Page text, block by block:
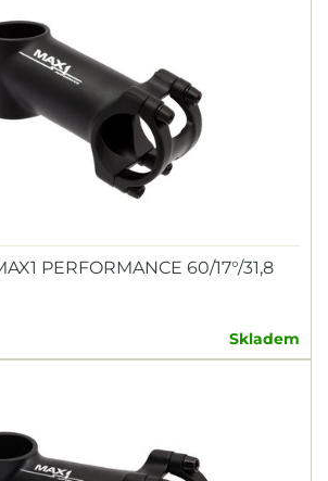
PERFORMANCE 60/17°/31,8
Skladem